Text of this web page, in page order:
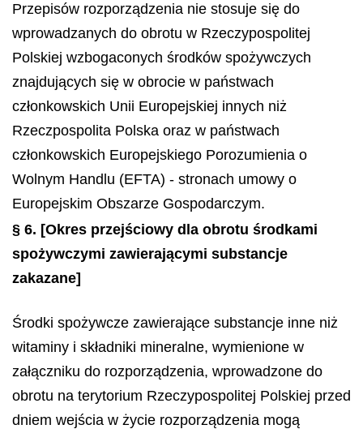
Przepisów rozporządzenia nie stosuje się do
wprowadzanych do obrotu w Rzeczypospolitej
Polskiej wzbogaconych środków spożywczych
znajdujących się w obrocie w państwach
członkowskich Unii Europejskiej innych niż
Rzeczpospolita Polska oraz w państwach
członkowskich Europejskiego Porozumienia o
Wolnym Handlu (EFTA) - stronach umowy o
Europejskim Obszarze Gospodarczym.
§ 6. [Okres przejściowy dla obrotu środkami
spożywczymi zawierającymi substancje
zakazane]
Środki spożywcze zawierające substancje inne niż
witaminy i składniki mineralne, wymienione w
załączniku do rozporządzenia, wprowadzone do
obrotu na terytorium Rzeczypospolitej Polskiej przed
dniem wejścia w życie rozporządzenia mogą